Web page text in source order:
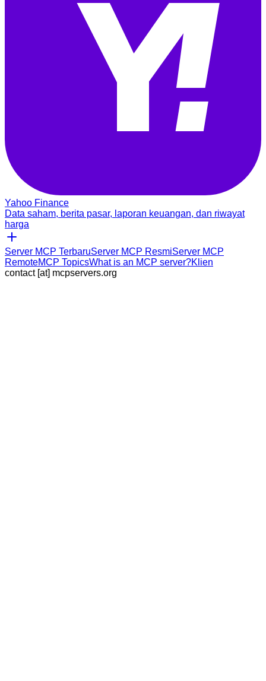
Yahoo Finance
Data saham, berita pasar, laporan keuangan, dan riwayat
harga
Server MCP TerbaruServer MCP ResmiServer MCP
RemoteMCP TopicsWhat is an MCP server?Klien
contact [at] mcpservers.org